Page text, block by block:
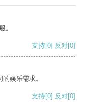
。
支持[0] 反对[0]
娱乐需求。
支持[0] 反对[0]